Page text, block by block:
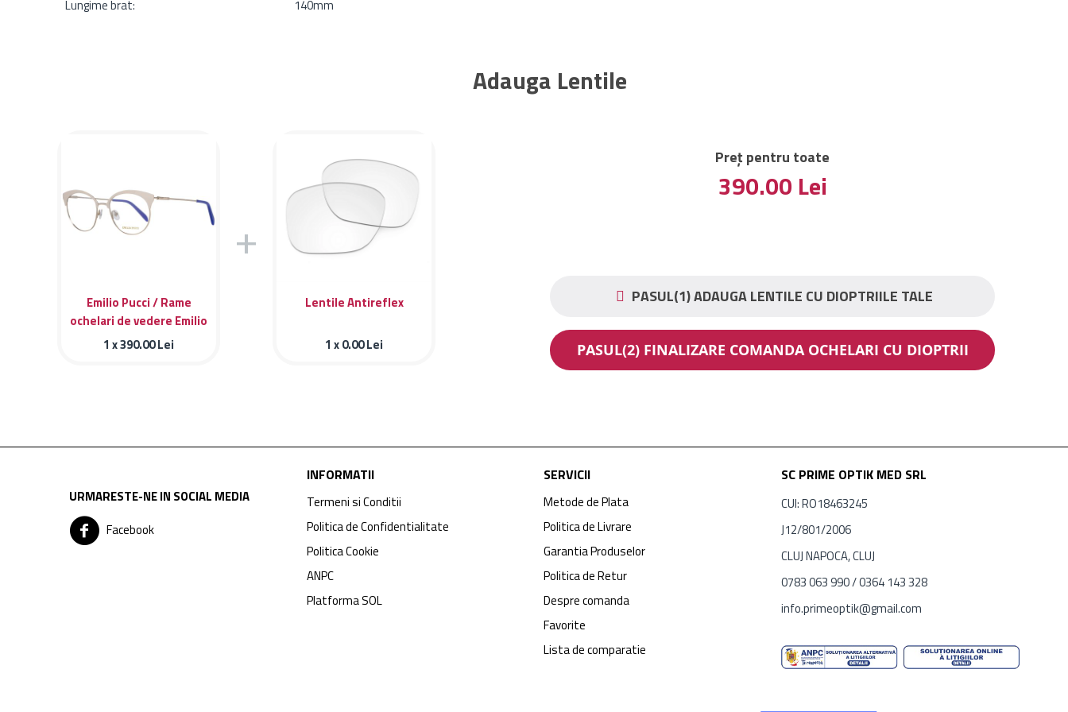
Lungime brat: 140mm
Adauga Lentile
Emilio Pucci / Rame
ochelari de vedere Emilio
Pucci EP5086 024
1 x390.00Lei
+
Lentile Antireflex PASUL(1) ADAUGA LENTILE CU DIOPTRIILE TALE
1 x0.00Lei
Preț pentru toate
390.00 Lei
PASUL(2) FINALIZARE COMANDA OCHELARI CU DIOPTRII
URMARESTE-NE IN SOCIAL MEDIA
Facebook
INFORMATII
Termeni si Conditii
Politica de Confidentialitate
Politica Cookie
ANPC
Platforma SOL
SERVICII
Metode de Plata
Politica de Livrare
Garantia Produselor
Politica de Retur
Despre comanda
Favorite
Lista de comparatie
SC PRIME OPTIK MED SRL
CUI: RO18463245
J12/801/2006
CLUJ NAPOCA, CLUJ
0783 063 990 / 0364 143 328
info.primeoptik@gmail.com